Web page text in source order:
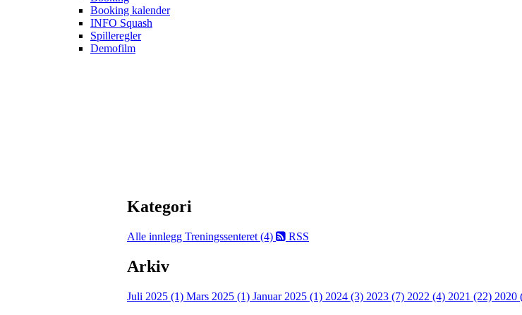
Booking kalender
INFO Squash
Spilleregler
Demofilm
Kategori
Alle innlegg Treningssenteret (4) RSS
Arkiv
Juli 2025 (1) Mars 2025 (1) Januar 2025 (1) 2024 (3) 2023 (7) 2022 (4) 2021 (22) 2020